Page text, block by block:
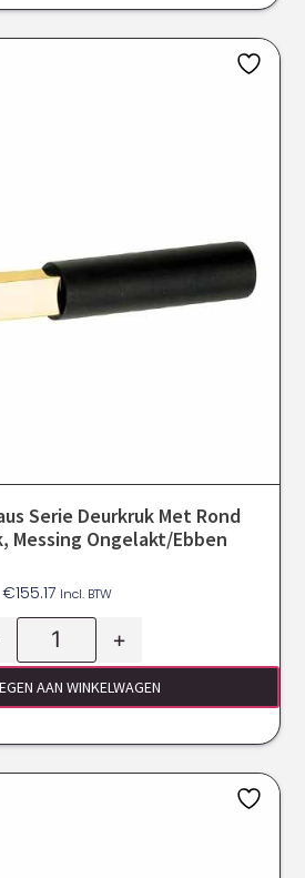
Serie Deurkruk Met Rond
Messing Ongelakt/ebben
€155.17 Incl. BTW
+
AAN WINKELWAGEN